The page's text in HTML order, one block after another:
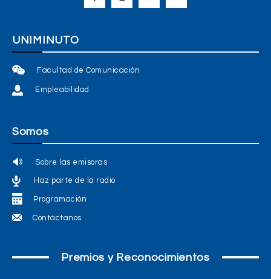
UNIMINUTO
Facultad de Comunicación
Empleabilidad
Somos
Sobre las emisoras
Haz parte de la radio
Programación
Contáctanos
Premios y Reconocimientos